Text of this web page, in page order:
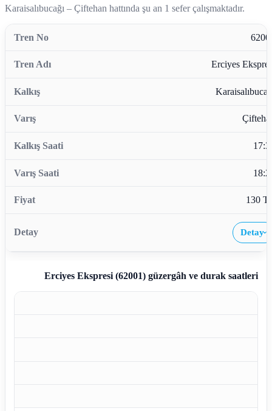
Karaisalıbucağı – Çiftehan hattında şu an 1 sefer çalışmaktadır.
Erciyes
130
Detay›
Erciyes Ekspresi (62001)güzergâh ve durak saatleri